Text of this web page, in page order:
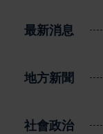
最新消息
地方新聞
社會政治